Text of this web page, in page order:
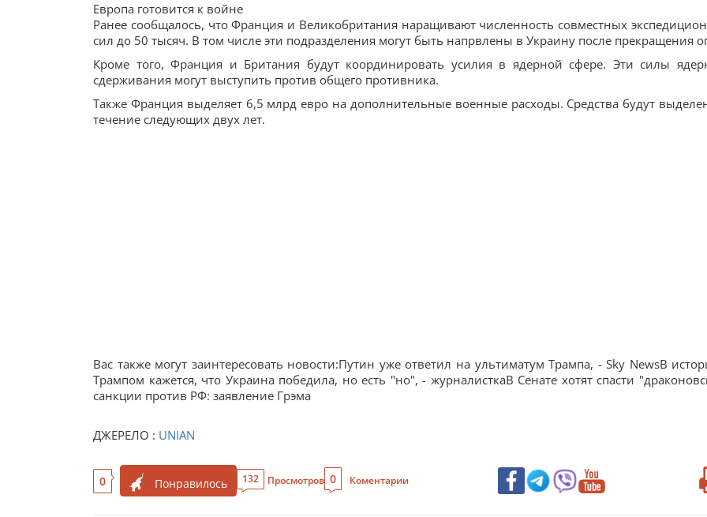
Европа готовится к войне
Ранее сообщалось, что Франция и Великобритания наращивают численность совместных
сил до 50 тысяч. В том числе эти подразделения могут быть напрвлены в Украину после прекращения
Кроме того, Франция и Британия будут координировать усилия в ядерной сфере. Эти силы
сдерживания могут выступить против общего противника.
Также Франция выделяет 6,5 млрд евро на дополнительные военные расходы. Средства будут
течение следующих двух лет.
Вас также могут заинтересовать новости:Путин уже ответил на ультиматум Трампа, - Sky NewsВ
Трампом кажется, что Украина победила, но есть "но", - журналисткаВ Сенате хотят спасти
санкции против РФ: заявление Грэма
ДЖЕРЕЛО : UNIAN
0 Понравилось 132 Просмотров 0 Коментарии